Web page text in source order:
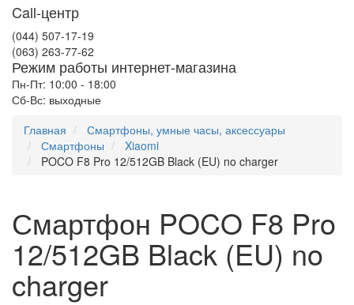
Call-центр
(044) 507-17-19
(063) 263-77-62
Режим работы интернет-магазина
Пн-Пт: 10:00 - 18:00
Сб-Вс: выходные
Главная
Смартфоны, умные часы, аксессуары
Смартфоны
Xiaomi
POCO F8 Pro 12/512GB Black (EU) no charger
Смартфон POCO F8 Pro
12/512GB Black (EU) no
charger